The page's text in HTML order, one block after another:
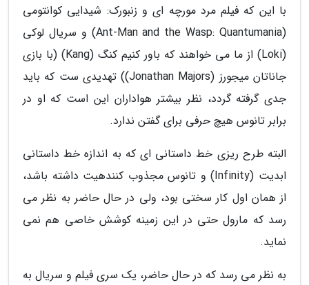
با این که فیلم مرد مورچه ای و زنبورک: شیدایی کوانتومی
(Ant-Man and the Wasp: Quantumania) و سریال لوکی
(Loki) از ما می خواهند که باور کنیم کنگ (Kang) (با بازی
جاناتان میجورز (Jonathan Majors)) تهدیدی ست که باید
جدی گرفته گردد، نظر بیشتر هواداران این است که او در
برابر تانوس هیچ حرفی برای گفتن ندارد.
البته طرح ریزی خط داستانی ای که به اندازه خط داستانی
ابدیت (Infinity) و تانوس مجذوب کنندهیت داشته باشد،
از همان اول کار سختی بود، ولی در حال حاضر به نظر می
رسد که مارول حتی در این زمینه کوشش خاصی هم نمی
نماید.
به نظر می رسد که در حال حاضر، یک سری فیلم و سریال به